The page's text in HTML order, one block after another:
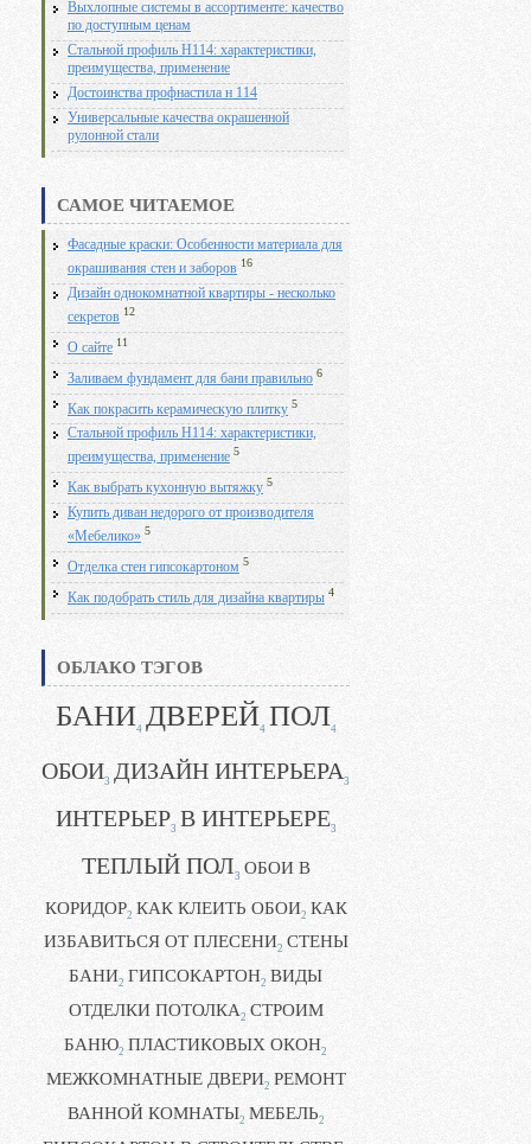
Выхлопные системы в ассортименте: качество
по доступным ценам
Стальной профиль Н114: характеристики,
преимущества, применение
Достоинства профнастила н 114
Универсальные качества окрашенной
рулонной стали
САМОЕ ЧИТАЕМОЕ
Фасадные краски: Особенности материала для
окрашивания стен и заборов 16
Дизайн однокомнатной квартиры - несколько
секретов 12
О сайте 11
Заливаем фундамент для бани правильно 6
Как покрасить керамическую плитку 5
Стальной профиль Н114: характеристики,
преимущества, применение 5
Как выбрать кухонную вытяжку 5
Купить диван недорого от производителя
«Мебелико» 5
Отделка стен гипсокартоном 5
Как подобрать стиль для дизайна квартиры 4
ОБЛАКО ТЭГОВ
БАНИ4 ДВЕРЕЙ4 ПОЛ4
ОБОИ3 ДИЗАЙН ИНТЕРЬЕРА3
ИНТЕРЬЕР3 В ИНТЕРЬЕРЕ3
ТЕПЛЫЙ ПОЛ3 ОБОИ В
КОРИДОР2 КАК КЛЕИТЬ ОБОИ2 КАК
ИЗБАВИТЬСЯ ОТ ПЛЕСЕНИ2 СТЕНЫ
БАНИ2 ГИПСОКАРТОН2 ВИДЫ
ОТДЕЛКИ ПОТОЛКА2 СТРОИМ
БАНЮ2 ПЛАСТИКОВЫХ ОКОН2
МЕЖКОМНАТНЫЕ ДВЕРИ2 РЕМОНТ
ВАННОЙ КОМНАТЫ2 МЕБЕЛЬ2